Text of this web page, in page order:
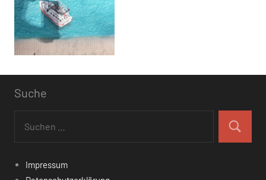
Suche
nach:
Suchen
Impressum